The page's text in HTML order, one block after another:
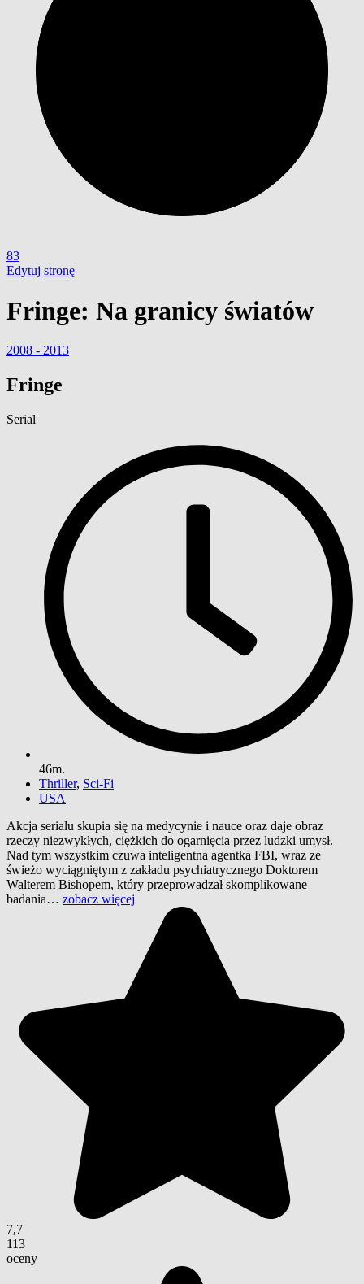
83
Edytuj stronę
Fringe: Na granicy światów
2008 - 2013
Fringe
Serial
46m.
Thriller, Sci-Fi
USA
Akcja serialu skupia się na medycynie i nauce oraz daje obraz
rzeczy niezwykłych, ciężkich do ogarnięcia przez ludzki umysł.
Nad tym wszystkim czuwa inteligentna agentka FBI, wraz ze
świeżo wyciągniętym z zakładu psychiatrycznego Doktorem
Walterem Bishopem, który przeprowadzał skomplikowane
badania… zobacz więcej
7,7
113
oceny